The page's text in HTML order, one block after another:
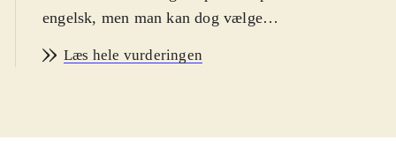
engelsk, men man kan dog vælge
er 12 pga. grimt sprog i
rimeligt engelsk for at kunne score i
Læs hele vurderingen